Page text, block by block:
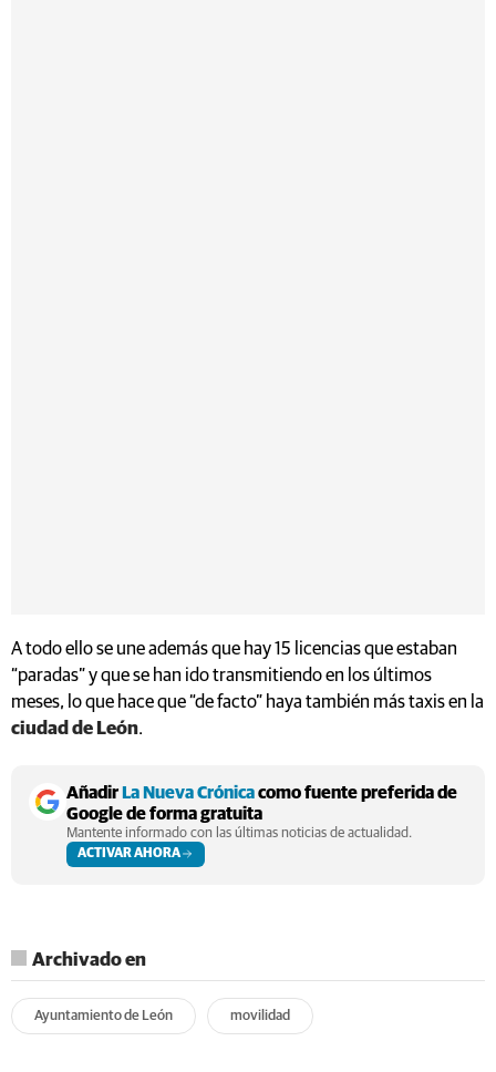
A todo ello se une además que hay 15 licencias que estaban
“paradas” y que se han ido transmitiendo en los últimos
meses, lo que hace que “de facto” haya también más taxis en la
ciudad de León.
AñadirLa Nueva Crónicacomo fuente preferida de
Google de forma gratuita
Mantente informado con las últimas noticias de actualidad.
ACTIVAR AHORA
Archivado en
Ayuntamiento de León movilidad